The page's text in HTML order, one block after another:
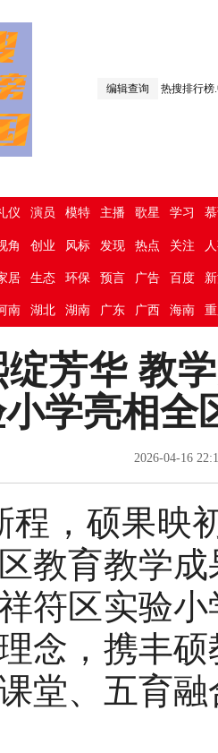
编辑查询 热搜排行榜
仪 演员 模特 主播 歌星 学习
角 创业 风标 发现 热点 关注
居 生态 环保 预言 广告 百度
南 湖北 湖南 广东 广西 海南
绽芳华 教
学亮相全
2026-04-16
程，硕果映
教育教学
符区实验
念，携丰
堂、五育